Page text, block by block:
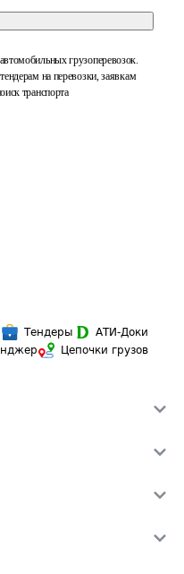
грузоперевозок.
на перевозки, заявкам
транспорта
Тендеры
АТИ-Доки
Цепочки грузов